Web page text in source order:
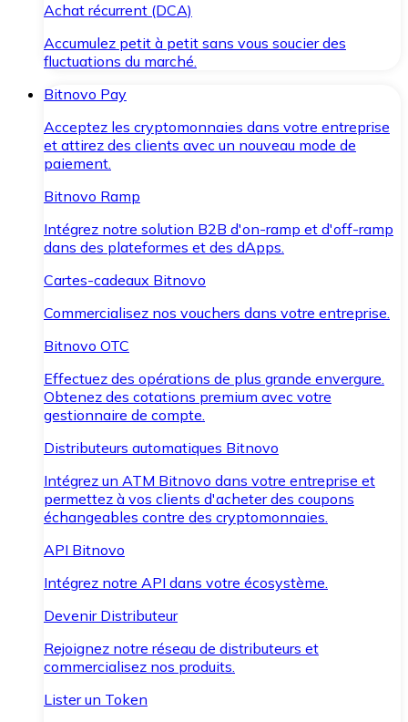
Achat récurrent (DCA)
Accumulez petit à petit sans vous soucier des
fluctuations du marché.
Bitnovo Pay
Acceptez les cryptomonnaies dans votre entreprise
et attirez des clients avec un nouveau mode de
paiement.
Bitnovo Ramp
Intégrez notre solution B2B d'on-ramp et d'off-ramp
dans des plateformes et des dApps.
Cartes-cadeaux Bitnovo
Commercialisez nos vouchers dans votre entreprise.
Bitnovo OTC
Effectuez des opérations de plus grande envergure.
Obtenez des cotations premium avec votre
gestionnaire de compte.
Distributeurs automatiques Bitnovo
Intégrez un ATM Bitnovo dans votre entreprise et
permettez à vos clients d'acheter des coupons
échangeables contre des cryptomonnaies.
API Bitnovo
Intégrez notre API dans votre écosystème.
Devenir Distributeur
Rejoignez notre réseau de distributeurs et
commercialisez nos produits.
Lister un Token